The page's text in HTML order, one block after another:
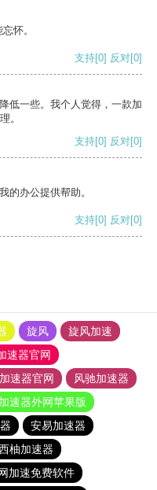
怀。
支持[0] 反对[0]
低一些。我个人觉得，一款加
。
支持[0] 反对[0]
的办公提供帮助。
支持[0] 反对[0]
旋风
旋风加速
速器官网
速器官网
风驰加速器
速器外网苹果版
安易加速器
柚加速器
加速免费软件